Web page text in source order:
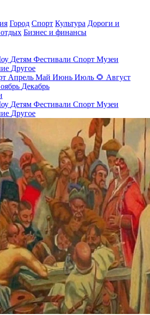
Город Спорт Культура Дороги и
Бизнес и финансы
Детям Фестивали Спорт Музеи
Другое
Апрель Май Июнь Июль 🌻 Август
Декабрь
Детям Фестивали Спорт Музеи
Другое